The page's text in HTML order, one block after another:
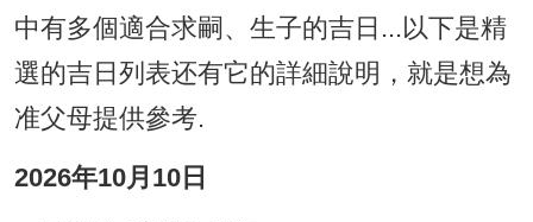
中有多個適合求嗣、生子的吉日...以下是精
選的吉日列表还有它的詳細說明，就是想為
准父母提供參考.
2026年10月10日